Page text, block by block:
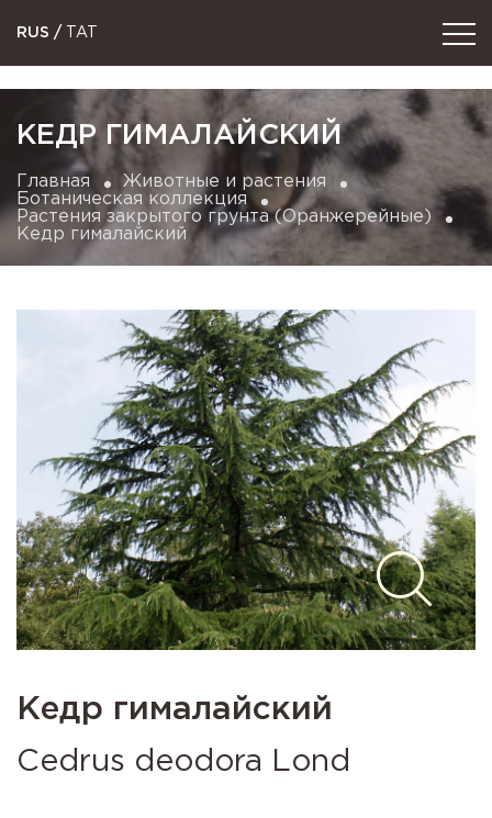
RUS / TAT
КЕДР ГИМАЛАЙСКИЙ
Главная
Животные и растения
Ботаническая коллекция
Растения закрытого грунта (Оранжерейные)
Кедр гималайский
Кедр гималайский
Cedrus deodora Lond